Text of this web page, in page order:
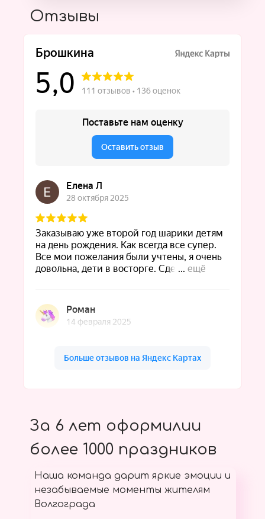
Отзывы
За 6 лет оформилии
более 1000 праздников
Наша команда дарит яркие эмоции и
незабываемые моменты жителям
Волгограда